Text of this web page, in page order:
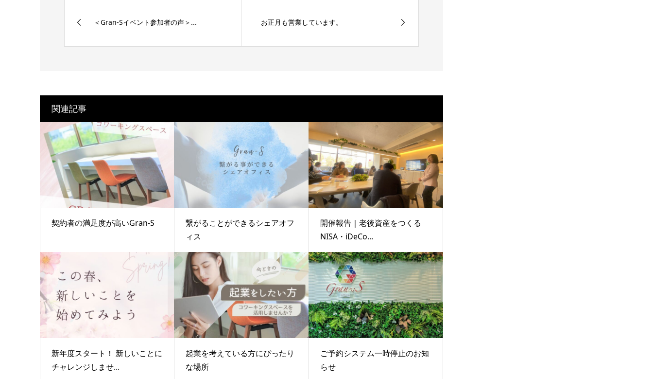
＜Gran-Sイベント参加者の声＞... お正月も営業しています。
関連記事
契約者の満足度が高いGran-S
繋がることができるシェアオフ
ィス
開催報告｜老後資産をつくる
NISA・iDeCo...
新年度スタート！ 新しいことに
チャレンジしませ...
起業を考えている方にぴったり
な場所
ご予約システム一時停止のお知
らせ